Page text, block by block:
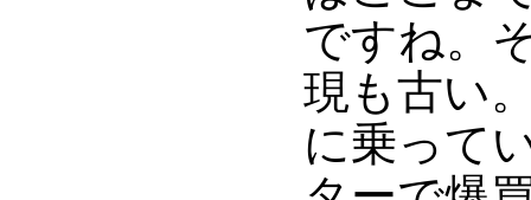
ですね。
現も古い
に乗って